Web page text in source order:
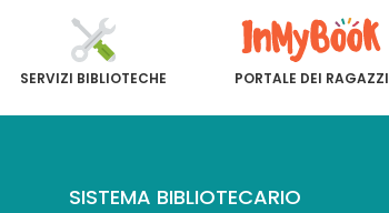
SERVIZI BIBLIOTECHE PORTALE DEI RAGAZZI
SISTEMA BIBLIOTECARIO